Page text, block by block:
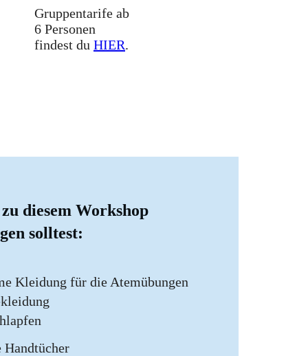
Gruppentarife ab
6 Personen
findest du HIER.
diesem Workshop
solltest:
Kleidung für die Atemübungen
Handtücher